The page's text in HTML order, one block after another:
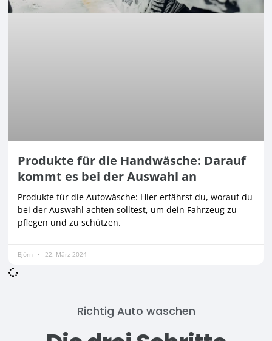
Produkte für die Handwäsche: Darauf
kommt es bei der Auswahl an
Produkte für die Autowäsche: Hier erfährst du, worauf du
bei der Auswahl achten solltest, um dein Fahrzeug zu
pflegen und zu schützen.
Björn 22. März 2024
Richtig Auto waschen